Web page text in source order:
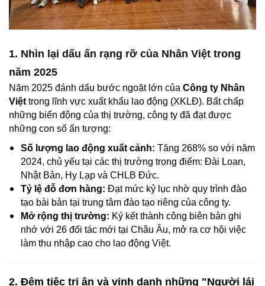
1. Nhìn lại dấu ấn rạng rỡ của Nhân Việt trong
năm 2025
Năm 2025 đánh dấu bước ngoặt lớn của Công ty Nhân
Việt trong lĩnh vực xuất khẩu lao động (XKLĐ). Bất chấp
những biến động của thị trường, công ty đã đạt được
những con số ấn tượng:
Số lượng lao động xuất cảnh: Tăng 268% so với năm
2024, chủ yếu tại các thị trường trọng điểm: Đài Loan,
Nhật Bản, Hy Lạp và CHLB Đức.
Tỷ lệ đỗ đơn hàng: Đạt mức kỷ lục nhờ quy trình đào
tạo bài bản tại trung tâm đào tạo riêng của công ty.
Mở rộng thị trường: Ký kết thành công biên bản ghi
nhớ với 26 đối tác mới tại Châu Âu, mở ra cơ hội việc
làm thu nhập cao cho lao động Việt.
2. Đêm tiệc tri ân và vinh danh những "Người lái